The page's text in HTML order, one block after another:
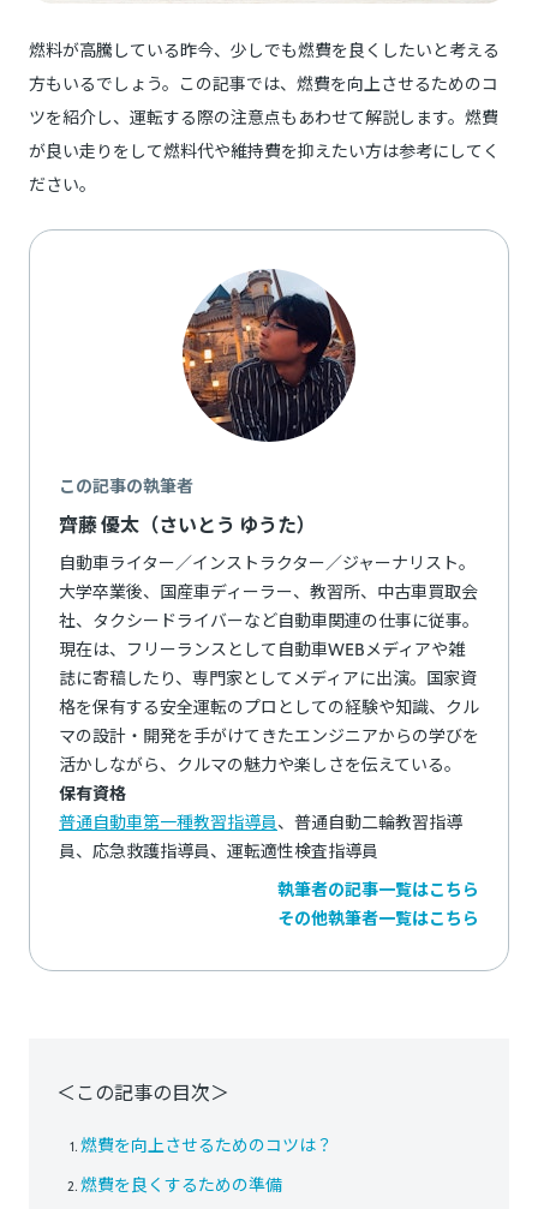
燃料が高騰している昨今、少しでも燃費を良くしたいと考える
方もいるでしょう。この記事では、燃費を向上させるためのコ
ツを紹介し、運転する際の注意点もあわせて解説します。燃費
が良い走りをして燃料代や維持費を抑えたい方は参考にしてく
ださい。
この記事の執筆者
齊藤 優太（さいとう ゆうた）
自動車ライター／インストラクター／ジャーナリスト。
大学卒業後、国産車ディーラー、教習所、中古車買取会
社、タクシードライバーなど自動車関連の仕事に従事。
現在は、フリーランスとして自動車WEBメディアや雑
誌に寄稿したり、専門家としてメディアに出演。国家資
格を保有する安全運転のプロとしての経験や知識、クル
マの設計・開発を手がけてきたエンジニアからの学びを
活かしながら、クルマの魅力や楽しさを伝えている。
保有資格
普通自動車第一種教習指導員、普通自動二輪教習指導
員、応急救護指導員、運転適性検査指導員
執筆者の記事一覧はこちら
その他執筆者一覧はこちら
＜この記事の目次＞
燃費を向上させるためのコツは？
燃費を良くするための準備